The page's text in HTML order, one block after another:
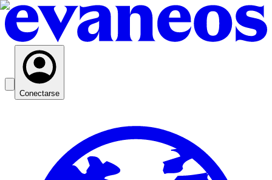
Conectarse